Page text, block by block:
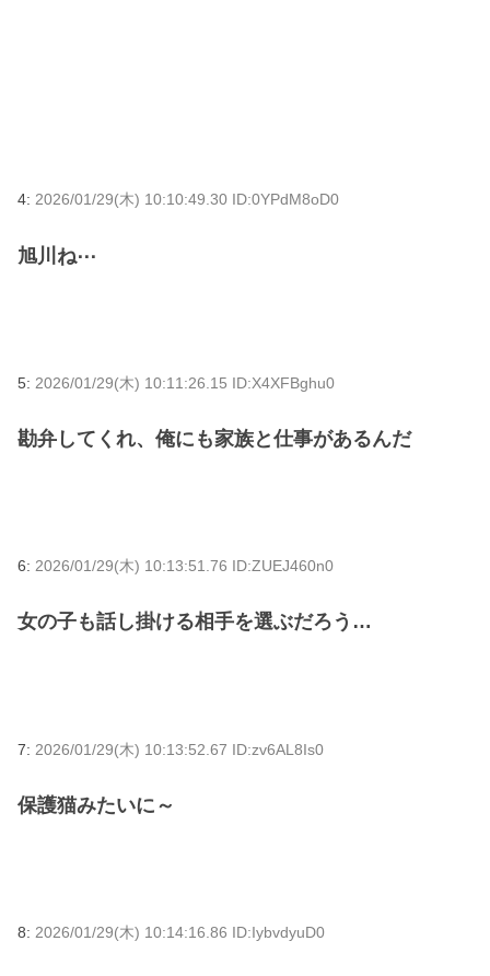
4: 2026/01/29(木) 10:10:49.30 ID:0YPdM8oD0
旭川ね⋯
5: 2026/01/29(木) 10:11:26.15 ID:X4XFBghu0
勘弁してくれ、俺にも家族と仕事があるんだ
6: 2026/01/29(木) 10:13:51.76 ID:ZUEJ460n0
女の子も話し掛ける相手を選ぶだろう…
7: 2026/01/29(木) 10:13:52.67 ID:zv6AL8Is0
保護猫みたいに～
8: 2026/01/29(木) 10:14:16.86 ID:IybvdyuD0